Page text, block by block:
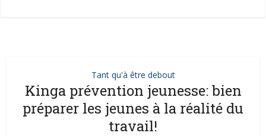
Tant qu'à être debout
Kinga prévention jeunesse: bien
préparer les jeunes à la réalité du
travail!